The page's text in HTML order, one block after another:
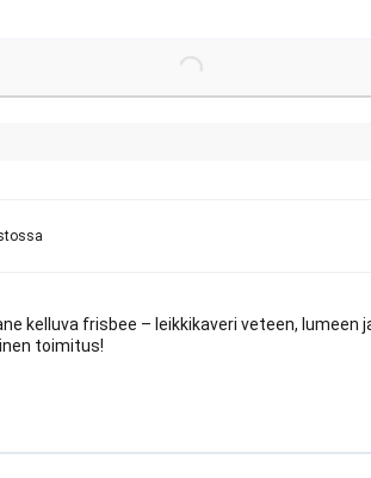
kelluva frisbee – leikkikaveri veteen, lumeen
toimitus!
Loading...